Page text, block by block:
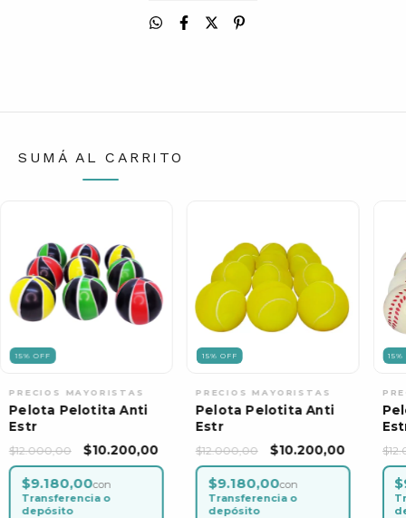
SUMÁ AL CARRITO
15%OFF
Pelota Pelotita Anti
Estr
$12.000,00 $10.200,00
$9.180,00con
Transferencia o
depósito
15% OFF
Pelota Pelotita Anti
Estr
$12.000,00 $10.200,00
$9.180,00con
Transferencia o
depósito
15%